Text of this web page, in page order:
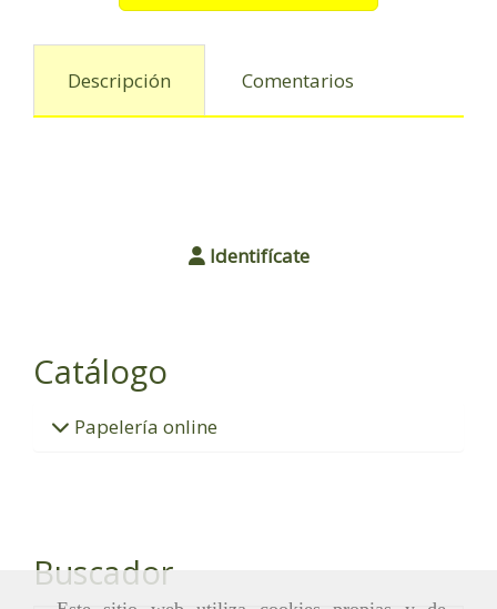
Descripción Comentarios
Identifícate
Catálogo
Papelería online
Buscador